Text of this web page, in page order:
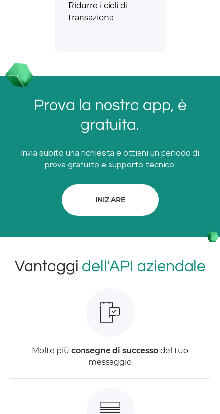
Ridurre i cicli di
transazione
Prova la nostra app, è
gratuita.
Invia subito una richiesta e ottieni un periodo di
prova gratuito e supporto tecnico.
INIZIARE
Vantaggi dell'API aziendale
Molte più consegne di successo del tuo
messaggio